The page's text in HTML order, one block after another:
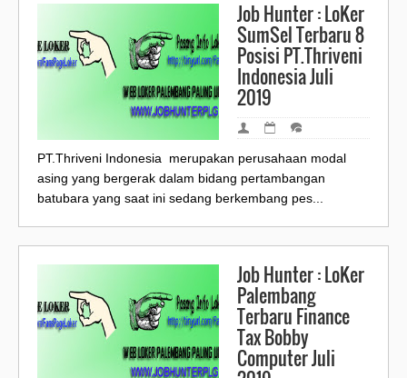
Job Hunter : LoKer
SumSel Terbaru 8
Posisi PT.Thriveni
Indonesia Juli
2019
PT.Thriveni Indonesia merupakan perusahaan modal
asing yang bergerak dalam bidang pertambangan
batubara yang saat ini sedang berkembang pes...
Job Hunter : LoKer
Palembang
Terbaru Finance
Tax Bobby
Computer Juli